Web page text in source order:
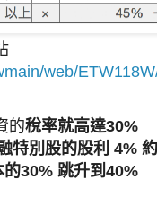
web/
的稅率就高達30%
特別股的股利 4%
30% 跳升到40%